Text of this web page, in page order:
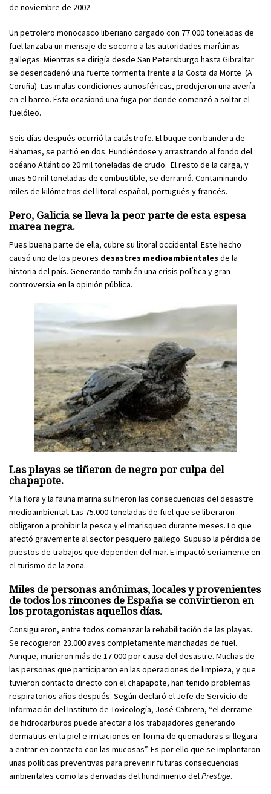
de noviembre de 2002.
Un petrolero monocasco liberiano cargado con 77.000 toneladas de
fuel lanzaba un mensaje de socorro a las autoridades marítimas
gallegas. Mientras se dirigía desde San Petersburgo hasta Gibraltar
se desencadenó una fuerte tormenta frente a la Costa da Morte (A
Coruña). Las malas condiciones atmosféricas, produjeron una avería
en el barco. Ésta ocasionó una fuga por donde comenzó a soltar el
fuelóleo.
Seis días después ocurrió la catástrofe. El buque con bandera de
Bahamas, se partió en dos. Hundiéndose y arrastrando al fondo del
océano Atlántico 20 mil toneladas de crudo. El resto de la carga, y
unas 50 mil toneladas de combustible, se derramó. Contaminando
miles de kilómetros del litoral español, portugués y francés.
Pero, Galicia se lleva la peor parte de esta espesa
marea negra.
Pues buena parte de ella, cubre su litoral occidental. Este hecho
causó uno de los peores desastres medioambientales de la
historia del país. Generando también una crisis política y gran
controversia en la opinión pública.
Las playas se tiñeron de negro por culpa del
chapapote.
Y la flora y la fauna marina sufrieron las consecuencias del desastre
medioambiental. Las 75.000 toneladas de fuel que se liberaron
obligaron a prohibir la pesca y el marisqueo durante meses. Lo que
afectó gravemente al sector pesquero gallego. Supuso la pérdida de
puestos de trabajos que dependen del mar. E impactó seriamente en
el turismo de la zona.
Miles de personas anónimas, locales y provenientes
de todos los rincones de España se convirtieron en
los protagonistas aquellos días.
Consiguieron, entre todos comenzar la rehabilitación de las playas.
Se recogieron 23.000 aves completamente manchadas de fuel.
Aunque, murieron más de 17.000 por causa del desastre. Muchas de
las personas que participaron en las operaciones de limpieza, y que
tuvieron contacto directo con el chapapote, han tenido problemas
respiratorios años después. Según declaró el Jefe de Servicio de
Información del Instituto de Toxicología, José Cabrera, “el derrame
de hidrocarburos puede afectar a los trabajadores generando
dermatitis en la piel e irritaciones en forma de quemaduras si llegara
a entrar en contacto con las mucosas”. Es por ello que se implantaron
unas políticas preventivas para prevenir futuras consecuencias
ambientales como las derivadas del hundimiento delPrestige.